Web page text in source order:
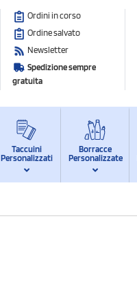
Ordini in corso
Ordine salvato
Newsletter
Spedizione sempre
gratuita
Taccuini
Personalizzati
Borracce
Personalizzate